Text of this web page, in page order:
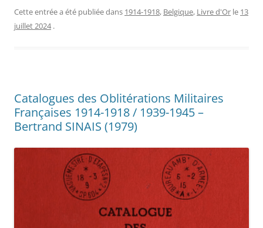
Cette entrée a été publiée dans 1914-1918, Belgique, Livre d'Or le 13
juillet 2024 .
Catalogues des Oblitérations Militaires
Françaises 1914-1918 / 1939-1945 –
Bertrand SINAIS (1979)